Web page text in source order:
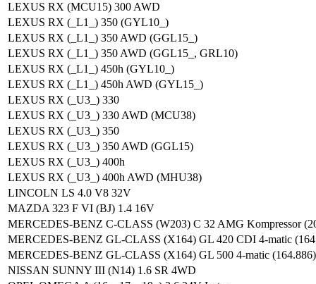
LEXUS RX (MCU15) 300 AWD
LEXUS RX (_L1_) 350 (GYL10_)
LEXUS RX (_L1_) 350 AWD (GGL15_)
LEXUS RX (_L1_) 350 AWD (GGL15_, GRL10)
LEXUS RX (_L1_) 450h (GYL10_)
LEXUS RX (_L1_) 450h AWD (GYL15_)
LEXUS RX (_U3_) 330
LEXUS RX (_U3_) 330 AWD (MCU38)
LEXUS RX (_U3_) 350
LEXUS RX (_U3_) 350 AWD (GGL15)
LEXUS RX (_U3_) 400h
LEXUS RX (_U3_) 400h AWD (MHU38)
LINCOLN LS 4.0 V8 32V
MAZDA 323 F VI (BJ) 1.4 16V
MERCEDES-BENZ C-CLASS (W203) C 32 AMG Kompressor
MERCEDES-BENZ GL-CLASS (X164) GL 420 CDI 4-matic
MERCEDES-BENZ GL-CLASS (X164) GL 500 4-matic (164.886)
NISSAN SUNNY III (N14) 1.6 SR 4WD